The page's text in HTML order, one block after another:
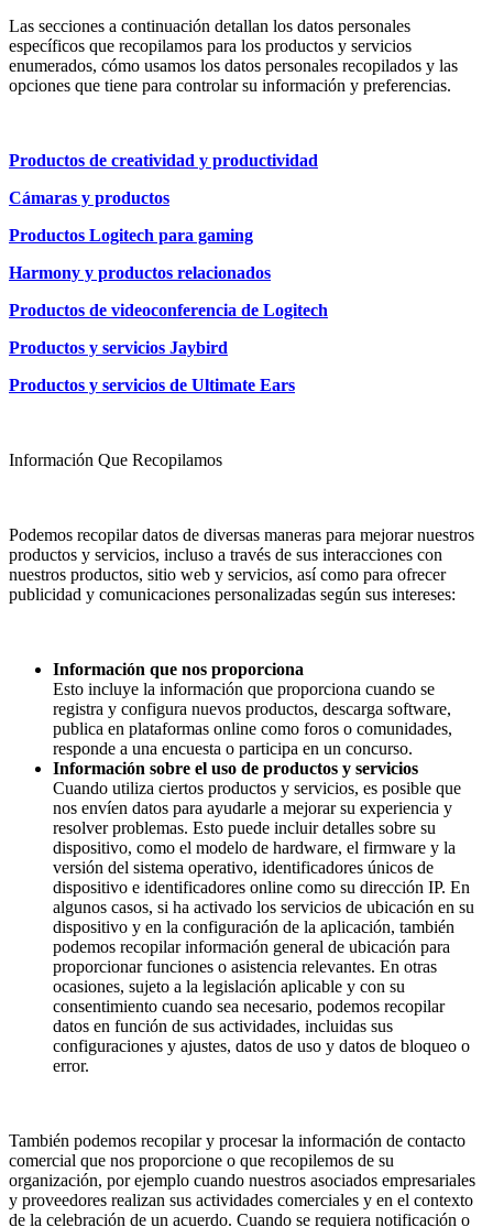
Las secciones a continuación detallan los datos personales
específicos que recopilamos para los productos y servicios
enumerados, cómo usamos los datos personales recopilados y las
opciones que tiene para controlar su información y preferencias.
Productos de creatividad y productividad
Cámaras y productos
Productos Logitech para gaming
Harmony y productos relacionados
Productos de videoconferencia de Logitech
Productos y servicios Jaybird
Productos y servicios de Ultimate Ears
Información Que Recopilamos
Podemos recopilar datos de diversas maneras para mejorar nuestros
productos y servicios, incluso a través de sus interacciones con
nuestros productos, sitio web y servicios, así como para ofrecer
publicidad y comunicaciones personalizadas según sus intereses:
Información que nos proporciona
Esto incluye la información que proporciona cuando se
registra y configura nuevos productos, descarga software,
publica en plataformas online como foros o comunidades,
responde a una encuesta o participa en un concurso.
Información sobre el uso de productos y servicios
Cuando utiliza ciertos productos y servicios, es posible que
nos envíen datos para ayudarle a mejorar su experiencia y
resolver problemas. Esto puede incluir detalles sobre su
dispositivo, como el modelo de hardware, el firmware y la
versión del sistema operativo, identificadores únicos de
dispositivo e identificadores online como su dirección IP. En
algunos casos, si ha activado los servicios de ubicación en su
dispositivo y en la configuración de la aplicación, también
podemos recopilar información general de ubicación para
proporcionar funciones o asistencia relevantes. En otras
ocasiones, sujeto a la legislación aplicable y con su
consentimiento cuando sea necesario, podemos recopilar
datos en función de sus actividades, incluidas sus
configuraciones y ajustes, datos de uso y datos de bloqueo o
error.
También podemos recopilar y procesar la información de contacto
comercial que nos proporcione o que recopilemos de su
organización, por ejemplo cuando nuestros asociados empresariales
y proveedores realizan sus actividades comerciales y en el contexto
de la celebración de un acuerdo. Cuando se requiera notificación o